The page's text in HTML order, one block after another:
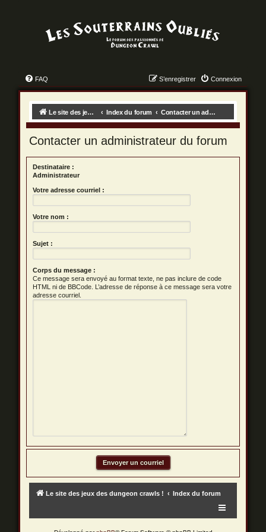
FAQ Connexion
S’enregistrer
Le site des jeux des dungeon crawls ! Index du forum Contacter un administrateur du forum
Contacter un administrateur du forum
Destinataire :
Administrateur
Votre adresse courriel :
Votre nom :
Sujet :
Corps du message :
Ce message sera envoyé au format texte, ne pas inclure de code
HTML ni de BBCode. L’adresse de réponse à ce message sera votre
adresse courriel.
Le site des jeux des dungeon crawls ! Index du forum